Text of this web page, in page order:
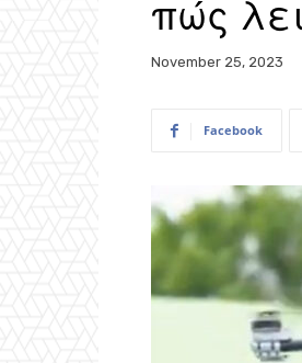
πώς
November 25, 2023
Facebook